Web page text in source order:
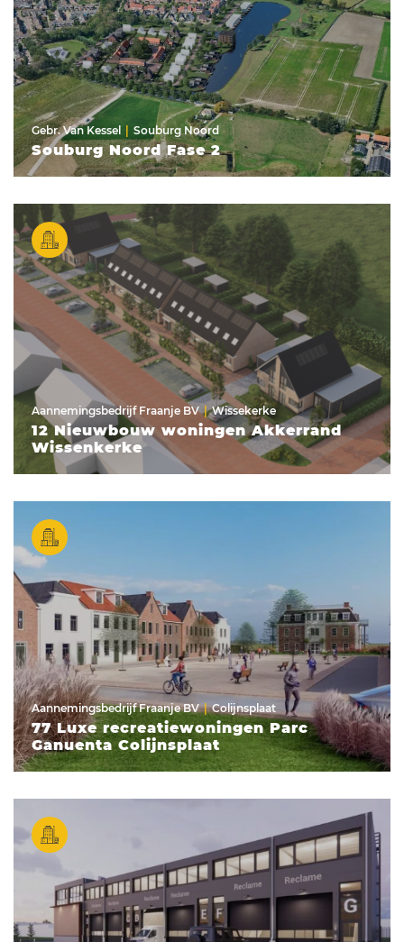
Gebr. Van Kessel Souburg Noord
Souburg Noord Fase 2
Aannemingsbedrijf Fraanje BV Wissekerke
12 Nieuwbouw woningen Akkerrand
Wissenkerke
Aannemingsbedrijf Fraanje BV Colijnsplaat
77 Luxe recreatiewoningen Parc
Ganuenta Colijnsplaat